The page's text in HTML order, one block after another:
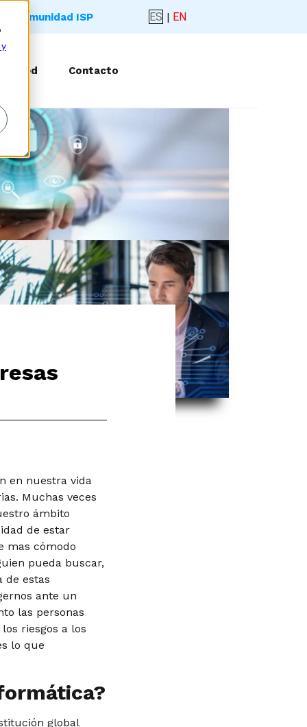
Comunidad ISP ES | EN
de red Contacto
en nuestra vida
Muchas veces
ámbito
de estar
mas cómodo
pueda buscar,
de estas
ante un
las personas
riesgos a los
lo que
global